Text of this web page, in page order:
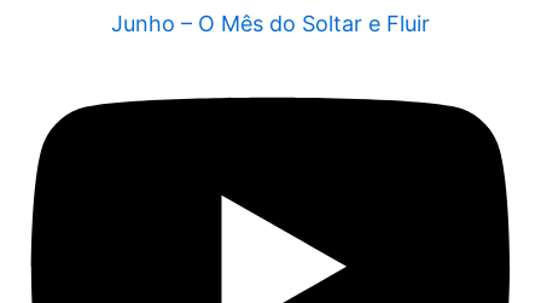
Junho – O Mês do Soltar e Fluir